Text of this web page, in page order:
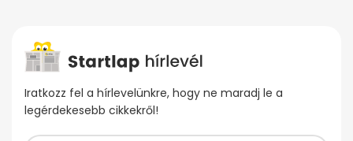
Iratkozz fel a hírlevelünkre, hogy ne maradj le a
legérdekesebb cikkekről!